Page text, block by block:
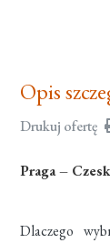
Opis
Drukuj ofertę
Praga –
Dlaczego